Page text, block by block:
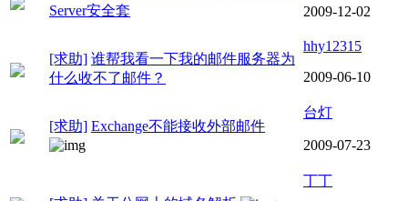
Server安全套
2009-12-02
[求助] 谁帮我看一下我的邮件服务器为
什么收不了邮件？
hhy12315
2009-06-10
[求助] Exchange不能接收外部邮件
台灯
2009-07-23
丁丁